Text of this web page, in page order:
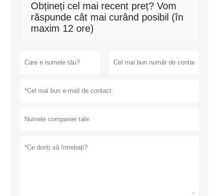
Obțineți cel mai recent preț? Vom
răspunde cât mai curând posibil (în
maxim 12 ore)